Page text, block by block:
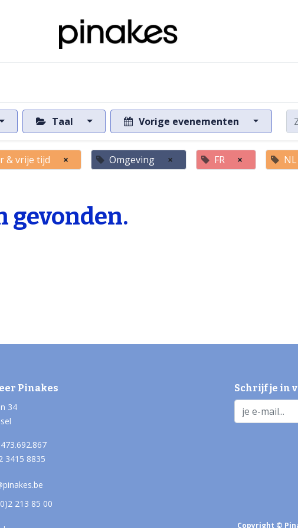
Taal Vorige evenementen
& vrije tijd × Omgeving × FR × NL
gevonden.
Pinakes
34
3415 8835
213 85 00
Schrijf je in
Copyright ©